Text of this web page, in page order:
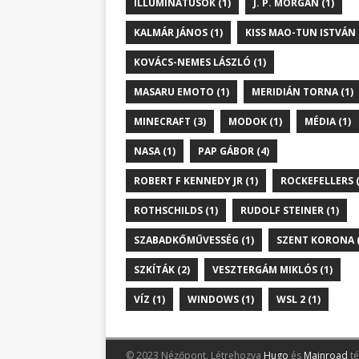
KALMÁR JÁNOS (1) KISS MAO-TUN ISTVÁN
KOVÁCS-NEMES LÁSZLÓ (1)
MASARU EMOTO (1) MERIDIÁN TORNA (1)
MINECRAFT (3) MODOK (1) MÉDIA (1)
NASA (1) PAP GÁBOR (4)
ROBERT F KENNEDY JR (1) ROCKEFELLERS
ROTHSCHILDS (1) RUDOLF STEINER (1)
SZABADKŐMŰVESSÉG (1) SZENT KORONA
SZKÍTÁK (2) VESZTERGÁM MIKLÓS (1)
VÍZ (1) WINDOWS (1) WSL 2 (1)
© 2023 Nézőpont. Létrehozva Hugo és Mainroad